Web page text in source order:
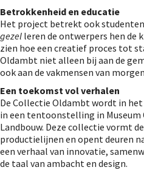
Betrokkenheid en educatie
Het project betrekt ook
gezel leren de ontwerpers hen de
zien hoe een creatief proces tot
Oldambt niet alleen bij aan de
ook aan de vakmensen van
Een toekomst vol verhalen
De Collectie Oldambt wordt in
in een tentoonstelling in Museum
Landbouw. Deze collectie vormt
productielijnen en opent deuren
een verhaal van innovatie,
de taal van ambacht en design.